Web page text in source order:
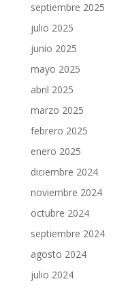
septiembre 2025
julio 2025
junio 2025
mayo 2025
abril 2025
marzo 2025
febrero 2025
enero 2025
diciembre 2024
noviembre 2024
octubre 2024
septiembre 2024
agosto 2024
julio 2024